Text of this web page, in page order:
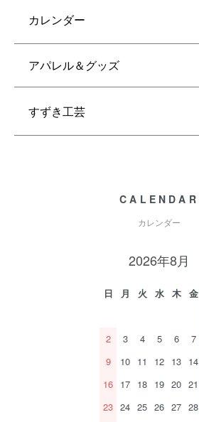
カレンダー
アパレル＆グッズ
すずき工芸
CALENDAR
カレンダー
2026年8月
日 月 火 水 木 金
2
3 4 5 6 7
9
10 11 12 13 14
16 17 18 19 20 21
23 24 25 26 27 28